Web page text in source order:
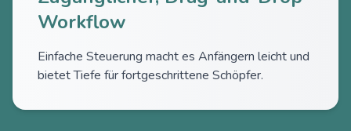
Workflow
Einfache Steuerung macht es Anfängern leicht und
bietet Tiefe für fortgeschrittene Schöpfer.